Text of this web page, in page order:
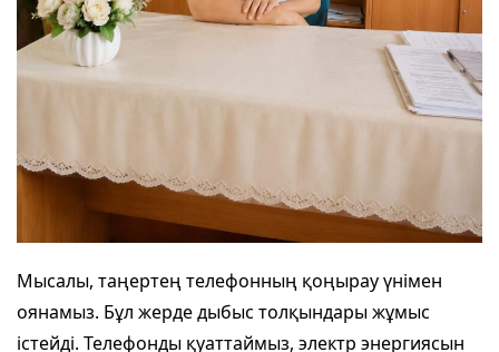
Мысалы, таңертең телефонның қоңырау үнімен
оянамыз. Бұл жерде дыбыс толқындары жұмыс
істейді. Телефонды қуаттаймыз, электр энергиясын